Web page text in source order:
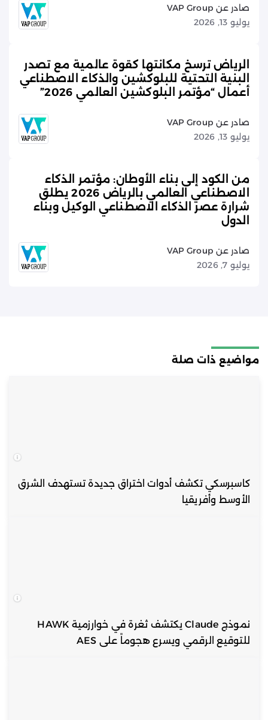
صادر عن VAP Group
يوليو 13, 2026
الرياض ترسخ مكانتها كقوة عالمية مع تصدر
البنية التحتية للبلوكشين والذكاء الاصطناعي
أعمال “مؤتمر البلوكشين العالمي 2026”
صادر عن VAP Group
يوليو 13, 2026
من الكود إلى بناء الأوطان: مؤتمر الذكاء
الاصطناعي العالمي بالرياض 2026 يطلق
شرارة عصر الذكاء الاصطناعي الوكيل وبناء
الدول
صادر عن VAP Group
يوليو 7, 2026
مواضيع ذات صلة
كاسبرسكي تكشف أدوات اختراق جديدة تستهدف الشرق
الأوسط وأفريقيا
نموذج Claude يكتشف ثغرة في خوارزمية HAWK
للتوقيع الرقمي ويسرع هجوماً على AES